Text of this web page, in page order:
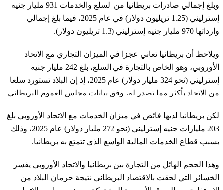
وبلغ إجمالي صادرات بريطانيا من السلع والخدمات 931 مليار جنيه
إسترليني (1.25 تريليون دولار) في عام 2025، فيما بلغ إجمالي
وارداتها 970 مليار جنيه إسترليني (1.3 تريليون دولار).
ويلاحظ أن بريطانيا تعاني عجزا في الميزان التجاري مع الاتحاد
الأوروبي، وهو الخاص بالتجارة في السلع، بلغ 242 مليار جنيه
إسترليني (نحو 324 مليار دولار) عام 2025، إذ إن البلاد تستورد سلعا
من الاتحاد بأكثر مما تصدر له، وفق بيانات مجلس العموم البريطاني.
لكن بريطانيا لديها فائض في ميزان الخدمات مع الاتحاد الأوروبي بلغ
203 مليارات جنيه إسترليني (نحو 272 مليار دولار) عام 2025، وذلك
بسبب قطاع الخدمات المالية الواسع الذي تتمتع به بريطانيا.
وهذا الحجم الهائل من التجارة بين بريطانيا والاتحاد الأوروبي يفسر
الخسائر التي لحقت بالاقتصاد البريطاني نتيجة حرمان البلاد من